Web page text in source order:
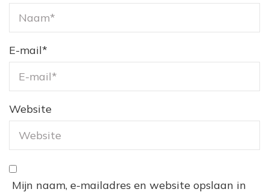
E-mail*
Website
Mijn naam, e-mailadres en website opslaan in